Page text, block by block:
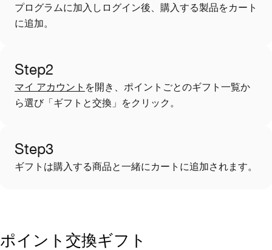
プログラムに加入しログイン後、購入する製品をカート
に追加。
Step2
マイ アカウント を開き、ポイントごとのギフト一覧か
ら選び「ギフトと交換」をクリック。
Step3
ギフトは購入する商品と一緒にカートに追加されます。
ポイント交換ギフト